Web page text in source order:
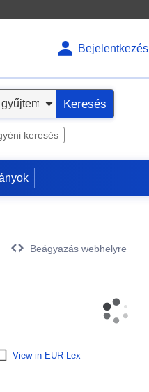
Bejelentkezés
Keresés
keresés
Beágyazás webhelyre
View in EUR-Lex